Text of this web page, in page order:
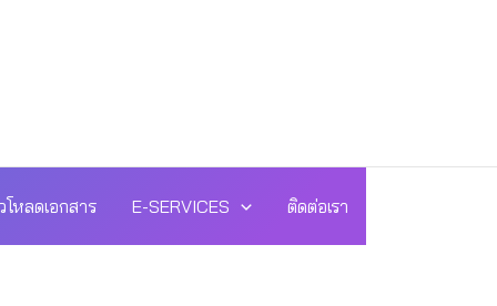
โหลดเอกสาร E-SERVICES ติดต่อเรา